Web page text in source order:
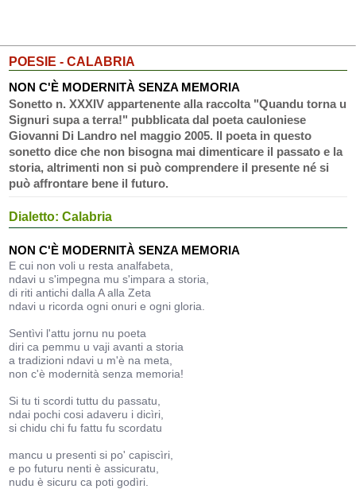
POESIE - CALABRIA
NON C'È MODERNITÀ SENZA MEMORIA
Sonetto n. XXXIV appartenente alla raccolta "Quandu torna u
Signuri supa a terra!" pubblicata dal poeta cauloniese
Giovanni Di Landro nel maggio 2005. Il poeta in questo
sonetto dice che non bisogna mai dimenticare il passato e la
storia, altrimenti non si può comprendere il presente né si
può affrontare bene il futuro.
Dialetto: Calabria
NON C'È MODERNITÀ SENZA MEMORIA
E cui non voli u resta analfabeta,
ndavi u s'impegna mu s'impara a storia,
di riti antichi dalla A alla Zeta
ndavi u ricorda ogni onuri e ogni gloria.
Sentìvi l'attu jornu nu poeta
diri ca pemmu u vaji avanti a storia
a tradizioni ndavi u m'è na meta,
non c'è modernità senza memoria!
Si tu ti scordi tuttu du passatu,
ndai pochi cosi adaveru i dicìri,
si chidu chi fu fattu fu scordatu
mancu u presenti si po' capiscìri,
e po futuru nenti è assicuratu,
nudu è sicuru ca poti godìri.